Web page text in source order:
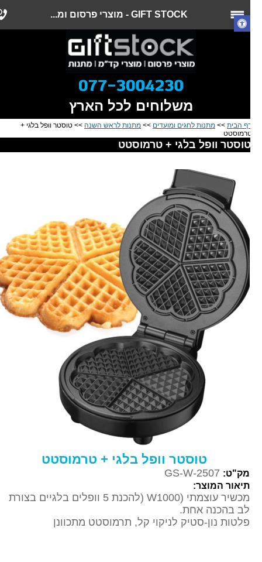
GIFT STOCK - מוצרי פרסום ומ...
משלוחים לכל הארץ
הבית>> מתנות לחגים ומועדים>> מתנות לראש השנה>> טוסטר וופל בלגי +
טוסטר וופל בלגי + טרמוסטט
טוסטר וופל בלגי + טרמוסטט
מק"ט: GS-W-2507
תיאור המוצר:
מכשיר עוצמתי (W1000 (להכנת 5 וופלים בלגיים בצורת
לב בהכנה אחת.
פלטות נון-סטיק לניקוי קל, תרמוסטט מתכוונן